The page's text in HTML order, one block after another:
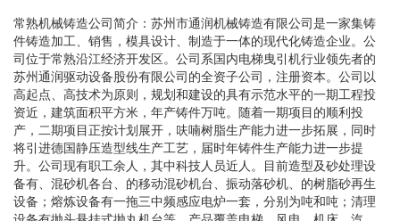
常熟机械铸造公司简介：苏州市通润机械铸造有限公司是一家集铸
件铸造加工、销售，模具设计、制造于一体的现代化铸造企业。公
司位于常熟沿江经济开发区。公司系国内电梯曳引机行业领先者的
苏州通润驱动设备股份有限公司的全资子公司，注册资本。公司以
高起点、高技术为原则，规划和建设的具有示范水平的一期工程投
资近，建筑面积平方米，年产铸件万吨。随着一期项目的顺利投
产，二期项目正按计划展开，呋喃树脂生产能力进一步拓展，同时
将引进德国静压造型线生产工艺，届时年铸件生产能力进一步提
升。公司现有职工余人，其中科技人员近人。目前造型及砂处理设
备有、混砂机各台、的移动混砂机台、振动落砂机、的树脂砂再生
设备；熔炼设备有一拖三中频感应电炉一套，分别为吨和吨；清理